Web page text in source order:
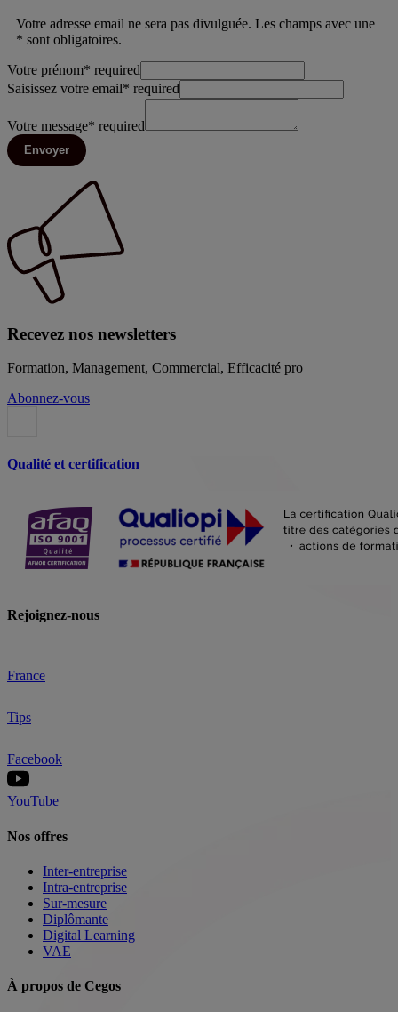
Votre adresse email ne sera pas divulguée. Les champs avec une
* sont obligatoires.
Votre prénom* required
Saisissez votre email* required
Votre message* required
Envoyer
Recevez nos newsletters
Formation, Management, Commercial, Efficacité pro
Abonnez-vous
Qualité et certification
Rejoignez-nous
France
Tips
Facebook
YouTube
Nos offres
Inter-entreprise
Intra-entreprise
Sur-mesure
Diplômante
Digital Learning
VAE
À propos de Cegos